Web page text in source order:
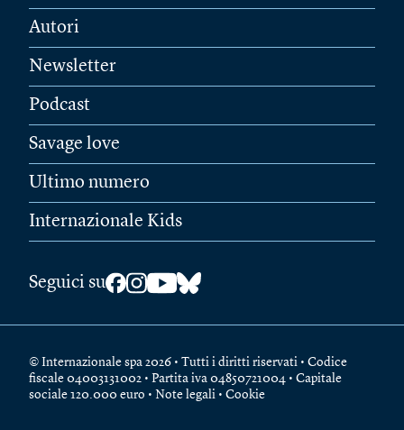
Autori
Newsletter
Podcast
Savage love
Ultimo numero
Internazionale Kids
Seguici su
© Internazionale spa 2026 • Tutti i diritti riservati • Codice
fiscale 04003131002 • Partita iva 04850721004 • Capitale
sociale 120.000 euro • Note legali • Cookie